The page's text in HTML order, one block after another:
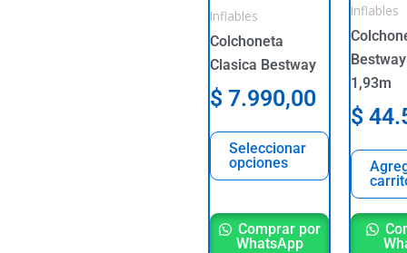
Inflables
Colchoneta
Clasica Bestway
$ 7.990,00
Seleccionar
opciones
options
may
be
chosen
on
the
product
page
Comprar por
WhatsApp
Inflables
1,93m
$